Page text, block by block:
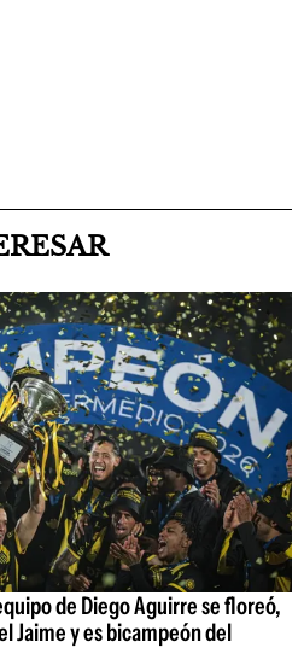
de Diego Aguirre se floreó,
Jaime y es bicampeón del